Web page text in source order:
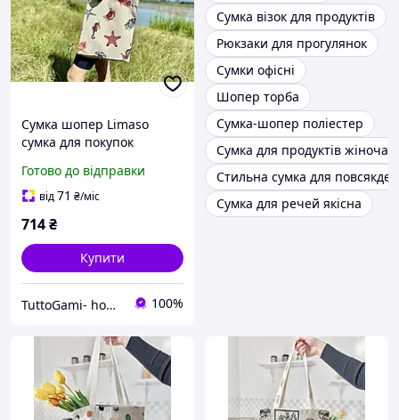
Сумка шопер Limaso
сумка для покупок
Готово до відправки
від71 ₴/міс
714₴
Купити
TuttoGami- home textiles 100%
Сумка візок для продуктів
Рюкзаки для прогулянок
Сумки офісні
Шопер торба
Сумка-шопер поліестер
Сумка для продуктів жіноча
Стильна сумка для
Сумка для речей якісна